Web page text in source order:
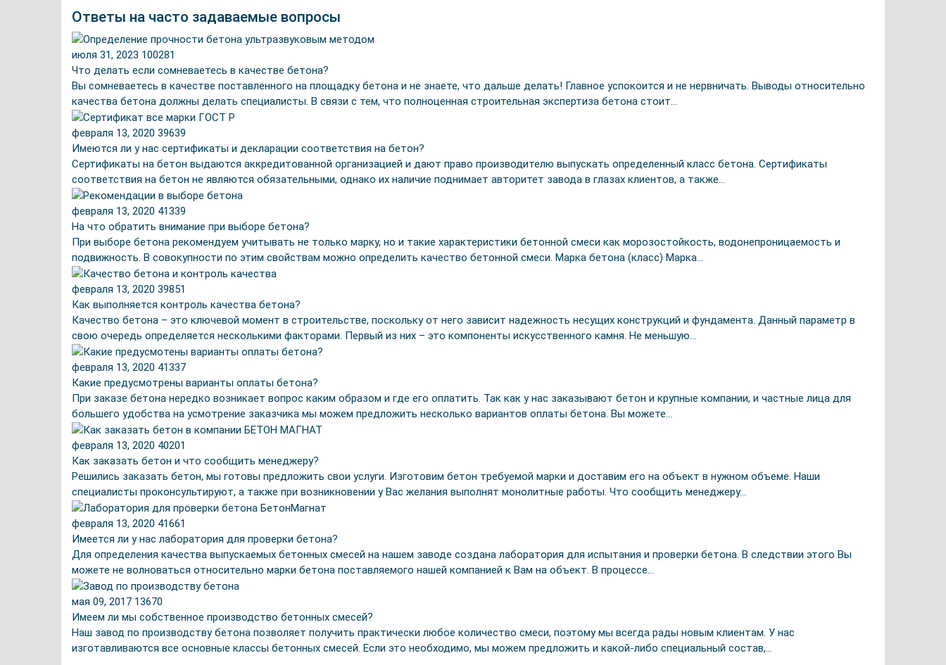
Ответы на часто задаваемые вопросы
июля 31, 2023 100281
Что делать если сомневаетесь в качестве бетона?
Вы сомневаетесь в качестве поставленного на площадку бетона и не знаете, что дальше делать! Главное успокоится и не нервничать. Выводы относительно
качества бетона должны делать специалисты. В связи с тем, что полноценная строительная экспертиза бетона стоит…
февраля 13, 2020 39639
Имеются ли у нас сертификаты и декларации соответствия на бетон?
Сертификаты на бетон выдаются аккредитованной организацией и дают право производителю выпускать определенный класс бетона. Сертификаты
соответствия на бетон не являются обязательными, однако их наличие поднимает авторитет завода в глазах клиентов, а также…
февраля 13, 2020 41339
На что обратить внимание при выборе бетона?
При выборе бетона рекомендуем учитывать не только марку, но и такие характеристики бетонной смеси как морозостойкость, водонепроницаемость и
подвижность. В совокупности по этим свойствам можно определить качество бетонной смеси. Марка бетона (класс) Марка…
февраля 13, 2020 39851
Как выполняется контроль качества бетона?
Качество бетона – это ключевой момент в строительстве, поскольку от него зависит надежность несущих конструкций и фундамента. Данный параметр в
свою очередь определяется несколькими факторами. Первый из них – это компоненты искусственного камня. Не меньшую…
февраля 13, 2020 41337
Какие предусмотрены варианты оплаты бетона?
При заказе бетона нередко возникает вопрос каким образом и где его оплатить. Так как у нас заказывают бетон и крупные компании, и частные лица для
большего удобства на усмотрение заказчика мы можем предложить несколько вариантов оплаты бетона. Вы можете…
февраля 13, 2020 40201
Как заказать бетон и что сообщить менеджеру?
Решились заказать бетон, мы готовы предложить свои услуги. Изготовим бетон требуемой марки и доставим его на объект в нужном объеме. Наши
специалисты проконсультируют, а также при возникновении у Вас желания выполнят монолитные работы. Что сообщить менеджеру…
февраля 13, 2020 41661
Имеется ли у нас лаборатория для проверки бетона?
Для определения качества выпускаемых бетонных смесей на нашем заводе создана лаборатория для испытания и проверки бетона. В следствии этого Вы
можете не волноваться относительно марки бетона поставляемого нашей компанией к Вам на объект. В процессе…
мая 09, 2017 13670
Имеем ли мы собственное производство бетонных смесей?
Наш завод по производству бетона позволяет получить практически любое количество смеси, поэтому мы всегда рады новым клиентам. У нас
изготавливаются все основные классы бетонных смесей. Если это необходимо, мы можем предложить и какой-либо специальный состав,…